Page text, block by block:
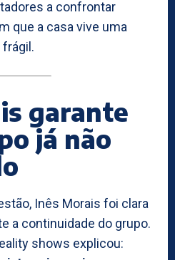
a confrontar
que a casa vive uma
garante
já não
Inês Morais foi clara
a continuidade do grupo.
shows explicou: